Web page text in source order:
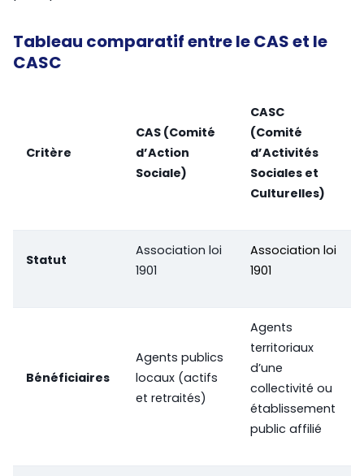
Tableau comparatif entre le CAS et le
CASC
Critère
CAS (Comité
d’Action
Sociale)
CASC
(Comité
d’Activités
Sociales et
Culturelles)
Statut
Association loi
1901
Association loi
1901
Bénéficiaires
Agents publics
locaux (actifs
et retraités)
Agents
territoriaux
d’une
collectivité ou
établissement
public affilié